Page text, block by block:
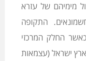
מימיהם של עזרא
התקופה
החלק המרכזי
ישראל (עצמאות